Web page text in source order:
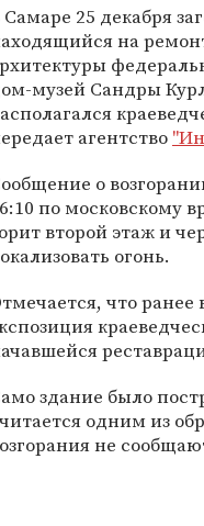
25 декабря
на
музей Сандры
агентство
о
по московскому
второй этаж и
огонь.
что
здание было
одним из
не